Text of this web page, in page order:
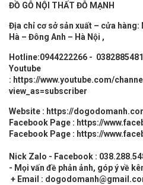
ĐỒ GỖ NỘI THẤT ĐỖ MẠNH
Địa chỉ cơ sở sản xuất – cửa hàng:
Hà – Đông Anh – Hà Nội ,
Hotline:0944222266 -
Youtube
: https://www.youtube.com/
view_as=subscriber
Website : https://
Facebook Page : https://
Facebook Page : https://
Nick Zalo - Facebook :
- Mọi vấn đề phản ảnh, góp ý về
+ Email :